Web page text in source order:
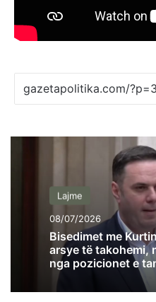
Lajme
08/07/2026
Bisedimet me
arsye të takohemi,
nga pozicionet e